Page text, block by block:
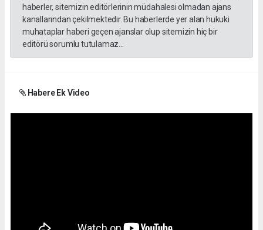
haberler, sitemizin editörlerinin müdahalesi olmadan ajans
kanallarından çekilmektedir. Bu haberlerde yer alan hukuki
muhataplar haberi geçen ajanslar olup sitemizin hiç bir
editörü sorumlu tutulamaz...
Habere Ek Video